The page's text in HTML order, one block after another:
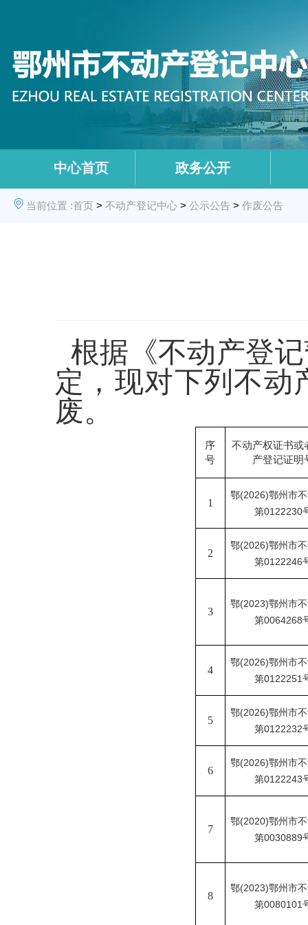
中心首页 政务公开
当前位置 :首页 > 不动产登记中心 > 公示公告 > 作废公告
根据《不动产登
定，现对下列不动
废。
序
号
不动产权证书或
产登记证明
1
鄂(2026)鄂州市
第0122230
2
鄂(2026)鄂州市
第0122246
3
鄂(2023)鄂州市
第0064268
4
鄂(2026)鄂州市
第0122251
5
鄂(2026)鄂州市
第0122232
6
鄂(2026)鄂州市
第0122243
7
鄂(2020)鄂州市
第0030889
8
鄂(2023)鄂州市
第0080101